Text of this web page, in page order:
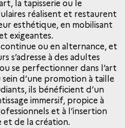
la tapisserie ou le
réalisent et restaurent
esthétique, en mobilisant
exigeantes.
ou en alternance, et
s’adresse à des adultes
se perfectionner dans l’art
d’une promotion à taille
ils bénéficient d’un
immersif, propice à
et à l’insertion
et de la création.